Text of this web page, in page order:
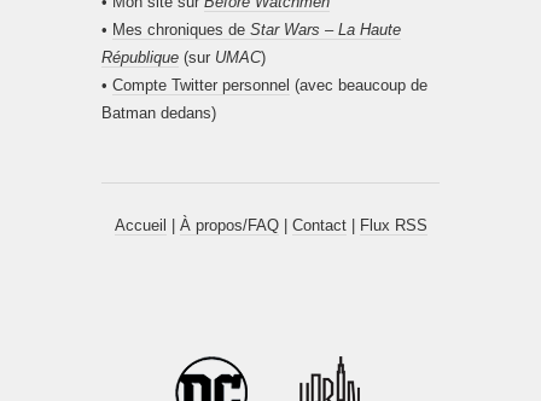
• Mes chroniques de Star Wars – La Haute
République (sur UMAC)
• Compte Twitter personnel (avec beaucoup de
Batman dedans)
Accueil À propos/FAQ| Contact| Flux RSS